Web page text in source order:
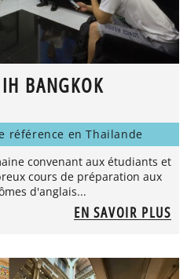
BANGKOK
référence en Thailande
convenant aux étudiants et
cours de préparation aux
d'anglais...
EN SAVOIR PLUS